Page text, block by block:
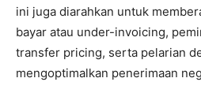
ini juga diarahkan untuk
bayar atau under-invoicing,
transfer pricing, serta pelarian
mengoptimalkan penerimaan